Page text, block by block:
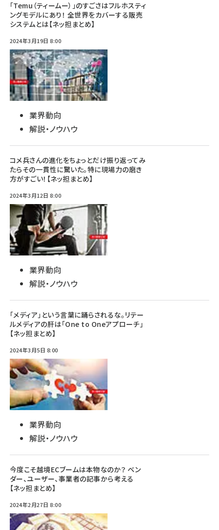
「Temu（ティームー）」のすごさはフルホスティ
ングモデルにあり！ 全世界をカバーする販売
システムとは【ネッ担まとめ】
2024年3月19日 8:00
業界動向
解説・ノウハウ
コメ兵さんの進化をちょっとだけ振り返ってみ
たらその一貫性に驚いた。特に現場力の磨き
方がすごい！【ネッ担まとめ】
2024年3月12日 8:00
業界動向
解説・ノウハウ
「メディア」という言葉に踊らされるな。リテー
ルメディアの肝は「One to Oneアプローチ」
【ネッ担まとめ】
2024年3月5日 8:00
業界動向
解説・ノウハウ
今度こそ越境ECブームは本物なのか？ ベン
ダー、ユーザー、事業者の記事から考える
【ネッ担まとめ】
2024年2月27日 8:00